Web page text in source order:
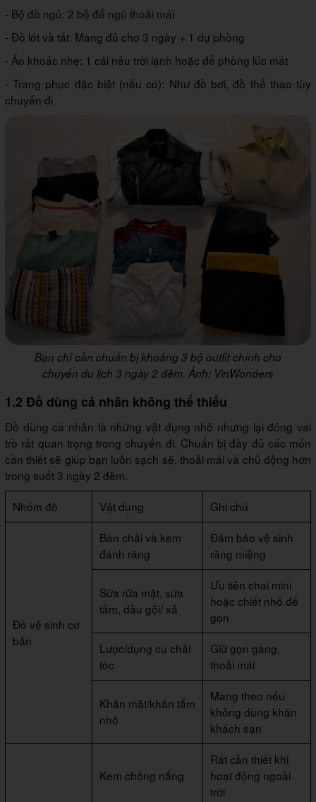
- Bộ đồ ngủ: 2 bộ để ngủ thoải mái
- Đồ lót và tất: Mang đủ cho 3 ngày + 1 dự phòng
- Áo khoác nhẹ: 1 cái nếu trời lạnh hoặc để phòng lúc mát
- Trang phục đặc biệt (nếu có): Như đồ bơi, đồ thể thao tùy
chuyến đi
Bạn chỉ cần chuẩn bị khoảng 3 bộ outfit chính cho
chuyến du lịch 3 ngày 2 đêm. Ảnh: VinWonders
1.2 Đồ dùng cá nhân không thể thiếu
Đồ dùng cá nhân là những vật dụng nhỏ nhưng lại đóng vai
trò rất quan trọng trong chuyến đi. Chuẩn bị đầy đủ các món
cần thiết sẽ giúp bạn luôn sạch sẽ, thoải mái và chủ động hơn
trong suốt 3 ngày 2 đêm.
Nhóm đồ
Vật dụng Ghi chú
Đồ vệ sinh cơ
bản
Bàn chải và kem
đánh răng
Đảm bảo vệ sinh
răng miệng
Sữa rửa mặt, sữa
tắm, dầu gội/ xả
Ưu tiên chai mini
hoặc chiết nhỏ để
gọn
Lược/dụng cụ chải
tóc
Giữ gọn gàng,
thoải mái
Khăn mặt/khăn tắm
nhỏ
Mang theo nếu
không dùng khăn
khách sạn
Kem chống nắng
Rất cần thiết khi
hoạt động ngoài
trời